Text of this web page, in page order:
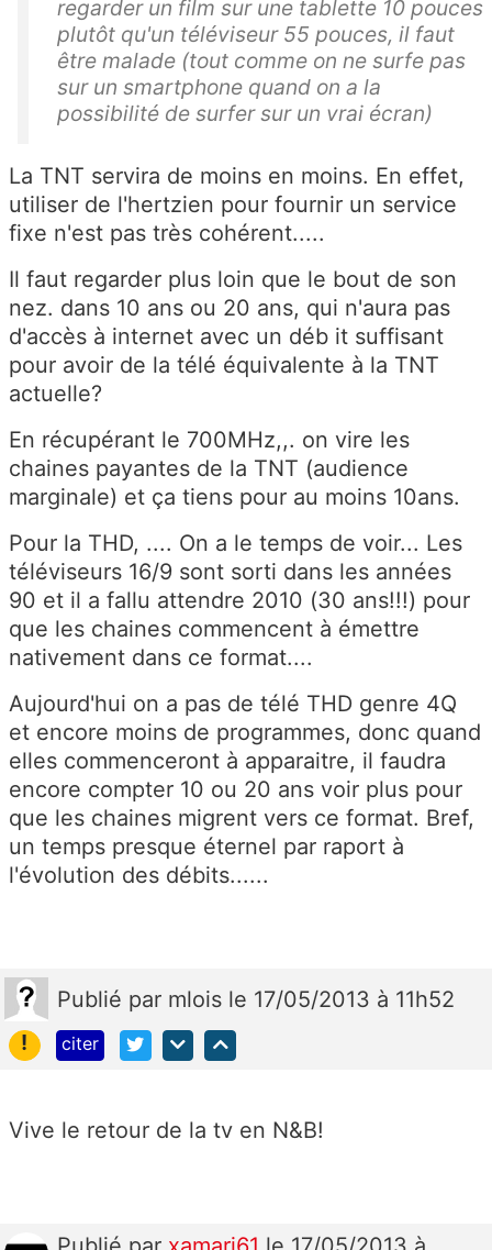
regarder un film sur une tablette 10 pouces
plutôt qu'un téléviseur 55 pouces, il faut
être malade (tout comme on ne surfe pas
sur un smartphone quand on a la
possibilité de surfer sur un vrai écran)
La TNT servira de moins en moins. En effet,
utiliser de l'hertzien pour fournir un service
fixe n'est pas très cohérent.....
Il faut regarder plus loin que le bout de son
nez. dans 10 ans ou 20 ans, qui n'aura pas
d'accès à internet avec un déb it suffisant
pour avoir de la télé équivalente à la TNT
actuelle?
En récupérant le 700MHz,,. on vire les
chaines payantes de la TNT (audience
marginale) et ça tiens pour au moins 10ans.
Pour la THD, .... On a le temps de voir... Les
téléviseurs 16/9 sont sorti dans les années
90 et il a fallu attendre 2010 (30 ans!!!) pour
que les chaines commencent à émettre
nativement dans ce format....
Aujourd'hui on a pas de télé THD genre 4Q
et encore moins de programmes, donc quand
elles commenceront à apparaitre, il faudra
encore compter 10 ou 20 ans voir plus pour
que les chaines migrent vers ce format. Bref,
un temps presque éternel par raport à
l'évolution des débits......
Publié par mlois le 17/05/2013 à 11h52
!
citer
Vive le retour de la tv en N&B!